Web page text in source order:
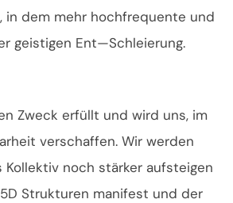
in dem mehr hochfrequente und
geistigen Ent—Schleierung.
Zweck erfüllt und wird uns, im
verschaffen. Wir werden
noch stärker aufsteigen
Strukturen manifest und der